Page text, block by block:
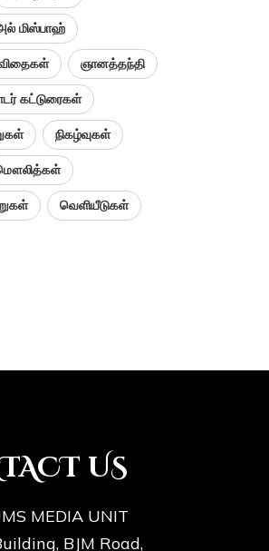
மிஸ்பாஹ்
ஞானத்தந்தி
கட்டுரைகள்
நிகழ்வுகள்
வெளியீடுகள்
US
MEDIA UNIT
BJM Road,